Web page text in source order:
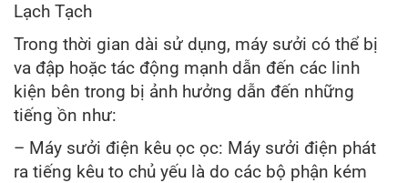
Lạch Tạch
Trong thời gian dài sử dụng, máy sưởi có thể bị
va đập hoặc tác động mạnh dẫn đến các linh
kiện bên trong bị ảnh hưởng dẫn đến những
tiếng ồn như:
– Máy sưởi điện kêu ọc ọc: Máy sưởi điện phát
ra tiếng kêu to chủ yếu là do các bộ phận kém